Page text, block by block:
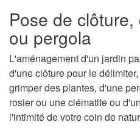
Pose de
ou pergola
L'aménagement d'un jardin
d'une clôture pour le
grimper des plantes, d'une
rosier ou une clématite ou
l'intimité de votre coin de